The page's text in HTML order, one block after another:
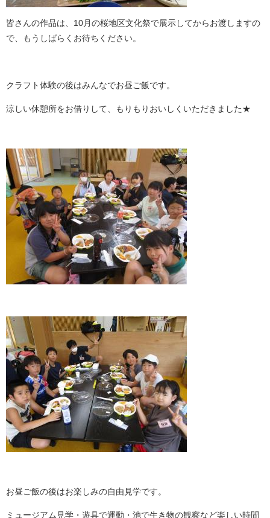
皆さんの作品は、10月の桜地区文化祭で展示してからお渡しますの
で、
もうしばらくお待ちください。
クラフト体験の後はみんなでお昼ご飯です。
涼しい休憩所をお借りして、もりもりおいしくいただきました★
お昼ご飯の後はお楽しみの自由見学です。
ミュージアム見学・遊具で運動・池で生き物の観察など楽しい時間